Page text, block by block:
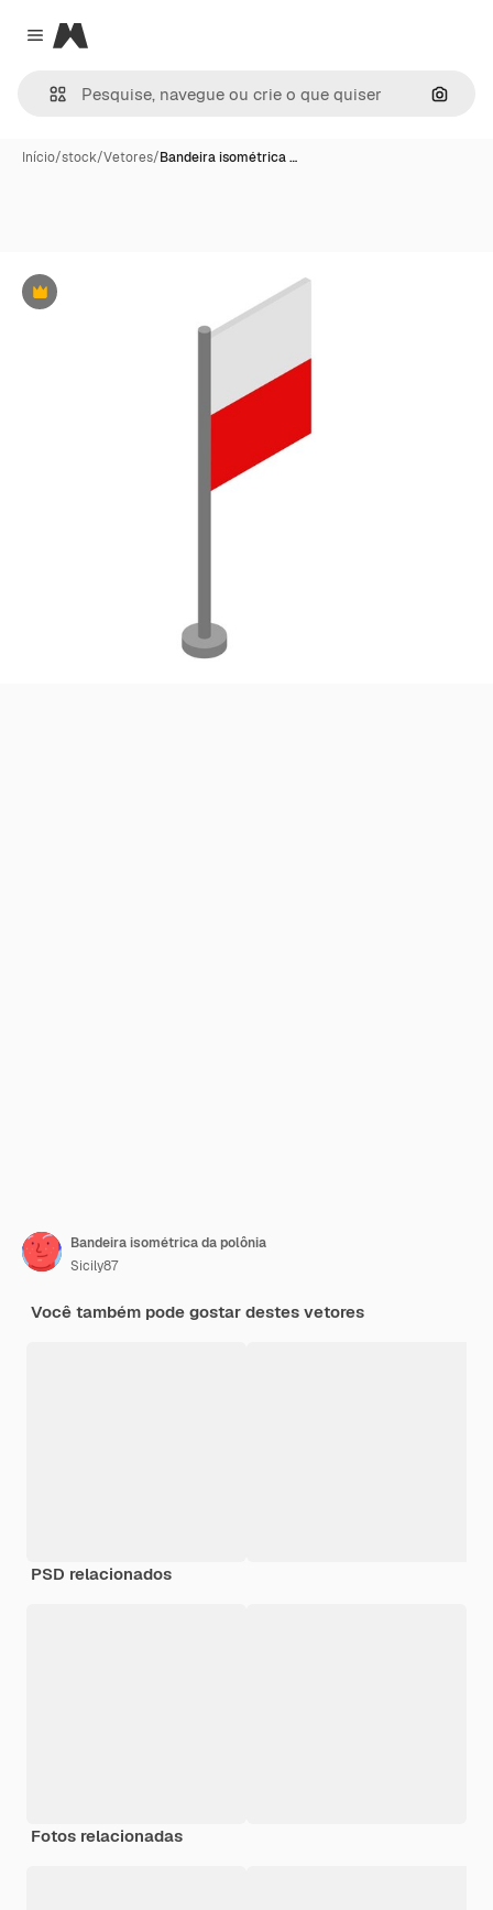
Close menu
Magnific
Início/stock/Vetores/Bandeira isométrica …
Premium
Bandeira isométrica da polônia
Sicily87
Você também pode gostar destes vetores
PSD relacionados
Fotos relacionadas